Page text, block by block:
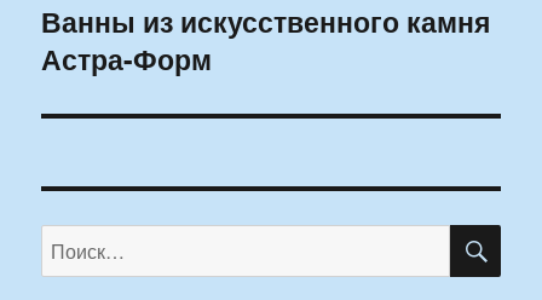
Следующая
запись:
Ванны из искусственного камня
Астра-Форм
Искать: